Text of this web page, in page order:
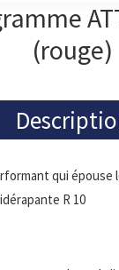
(rouge)
qui épouse
R 10